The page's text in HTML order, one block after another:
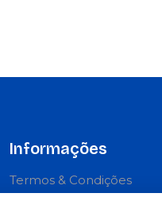
Informações
Termos & Condições